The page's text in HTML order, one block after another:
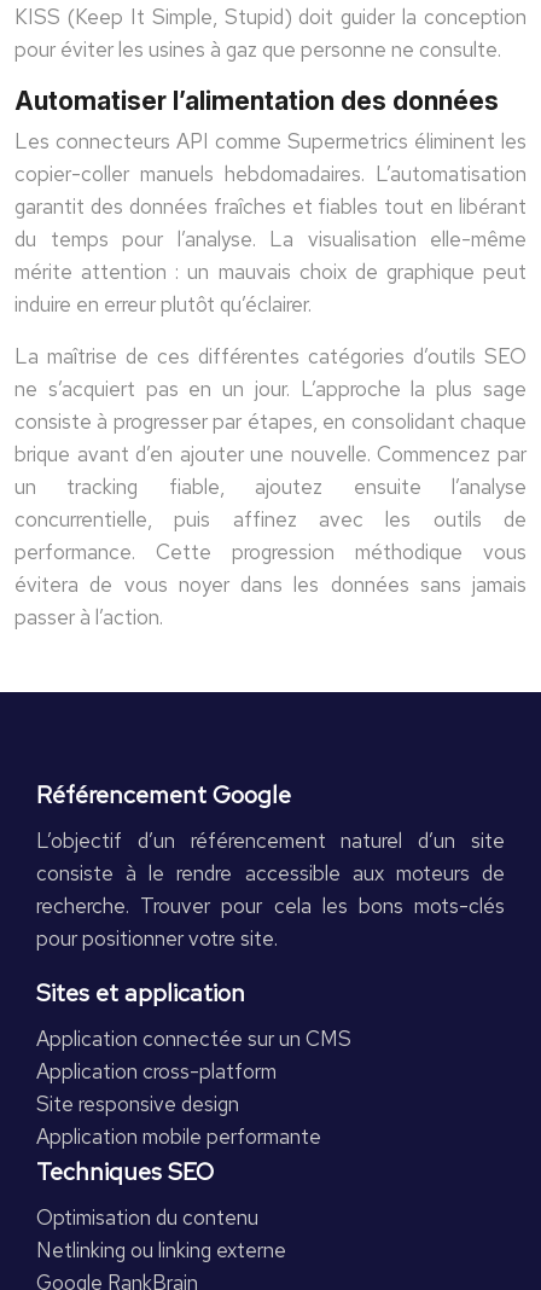
KISS (Keep It Simple, Stupid) doit guider la conception
pour éviter les usines à gaz que personne ne consulte.
Automatiser l’alimentation des données
Les connecteurs API comme Supermetrics éliminent les
copier-coller manuels hebdomadaires. L’automatisation
garantit des données fraîches et fiables tout en libérant
du temps pour l’analyse. La visualisation elle-même
mérite attention : un mauvais choix de graphique peut
induire en erreur plutôt qu’éclairer.
La maîtrise de ces différentes catégories d’outils SEO
ne s’acquiert pas en un jour. L’approche la plus sage
consiste à progresser par étapes, en consolidant chaque
brique avant d’en ajouter une nouvelle. Commencez par
un tracking fiable, ajoutez ensuite l’analyse
concurrentielle, puis affinez avec les outils de
performance. Cette progression méthodique vous
évitera de vous noyer dans les données sans jamais
passer à l’action.
Référencement Google
L’objectif d’un référencement naturel d’un site
consiste à le rendre accessible aux moteurs de
recherche. Trouver pour cela les bons mots-clés
pour positionner votre site.
Sites et application
Application connectée sur un CMS
Application cross-platform
Site responsive design
Application mobile performante
Techniques SEO
Optimisation du contenu
Netlinking ou linking externe
Google RankBrain